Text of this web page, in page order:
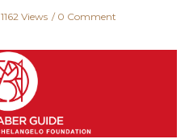
1162 Views 0 Comment